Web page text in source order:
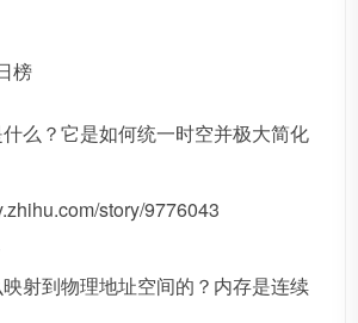
榜
么？它是如何统一时空并极大简化
story/9776043
射到物理地址空间的？内存是连续